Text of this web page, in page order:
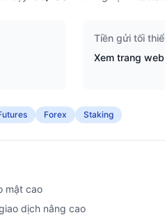
Tiền gửi tối
Xem trang web
Forex Staking
mật cao
dịch nâng cao